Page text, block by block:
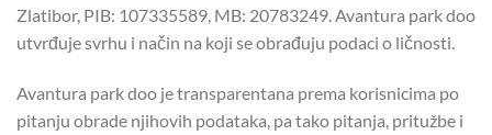
Zlatibor, PIB: 107335589, MB: 20783249. Avantura park doo
utvrđuje svrhu i način na koji se obrađuju podaci o ličnosti.
Avantura park doo je transparentana prema korisnicima po
pitanju obrade njihovih podataka, pa tako pitanja, pritužbe i